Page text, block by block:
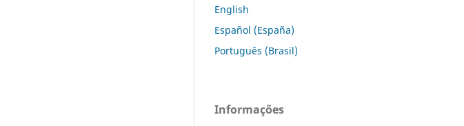
English
Español (España)
Português (Brasil)
Informações